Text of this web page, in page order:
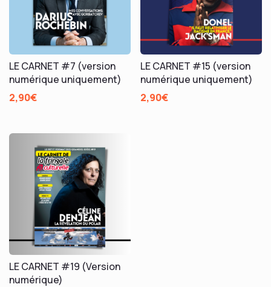
LE CARNET #7 (version
numérique uniquement)
2,90€
LE CARNET #15 (version
numérique uniquement)
2,90€
LE CARNET #19 (Version
numérique)